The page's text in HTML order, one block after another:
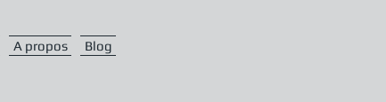
A propos Blog